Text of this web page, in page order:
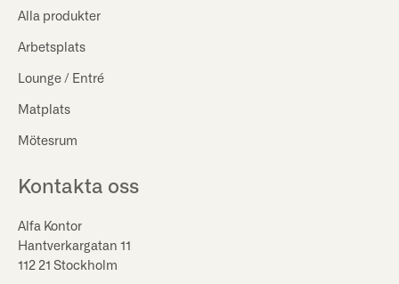
Alla produkter
Arbetsplats
Lounge / Entré
Matplats
Mötesrum
Kontakta oss
Alfa Kontor
Hantverkargatan 11
112 21 Stockholm